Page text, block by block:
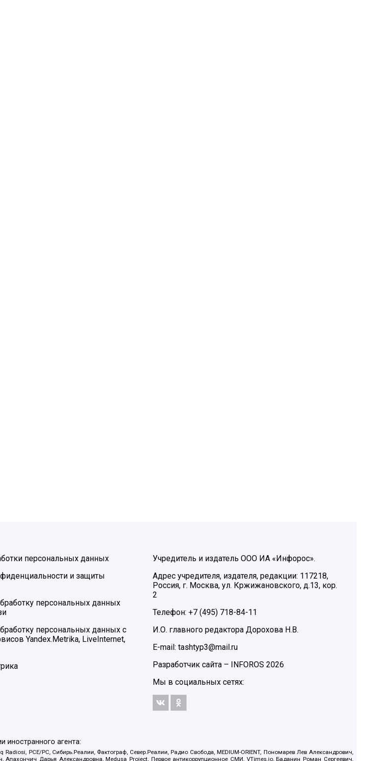
персональных данных
и защиты
персональных данных
персональных данных с
Yandex.Metrika, LiveInternet,
Учредитель и издатель ООО ИА «Инфорос».
Адрес учредителя, издателя, редакции: 117218,
Россия, г. Москва, ул. Кржижановского, д.13, кор.
2
Телефон: +7 (495) 718-84-11
И.О. главного редактора Дорохова Н.В.
E-mail: tashtyp3@mail.ru
Разработчик сайта – INFOROS 2026
Мы в социальных сетях:
агента:
PCE/PC, Сибирь.Реалии, Фактограф, Север.Реалии, Радио Свобода, MEDIUM-ORIENT, Пономарев Лев Александрович,
Дарья Александровна, Medusa Project, Первое антикоррупционное СМИ, VTimes.io, Баданин Роман Сергеевич,